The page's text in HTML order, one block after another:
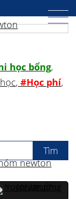
học bổng,
, #Học phí,